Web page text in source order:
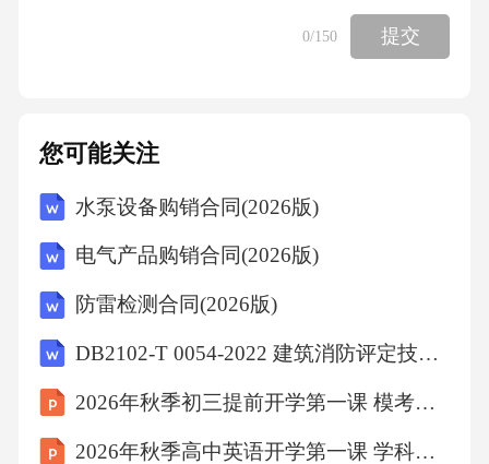
0/150 提交
您可能关注
水泵设备购销合同(2026版)
电气产品购销合同(2026版)
防雷检测合同(2026版)
DB2102-T 0054-2022 建筑消防评定技术规程
2026年秋季初三提前开学第一课 模考分析 查漏补缺
2026年秋季高中英语开学第一课 学科兴趣激发教案